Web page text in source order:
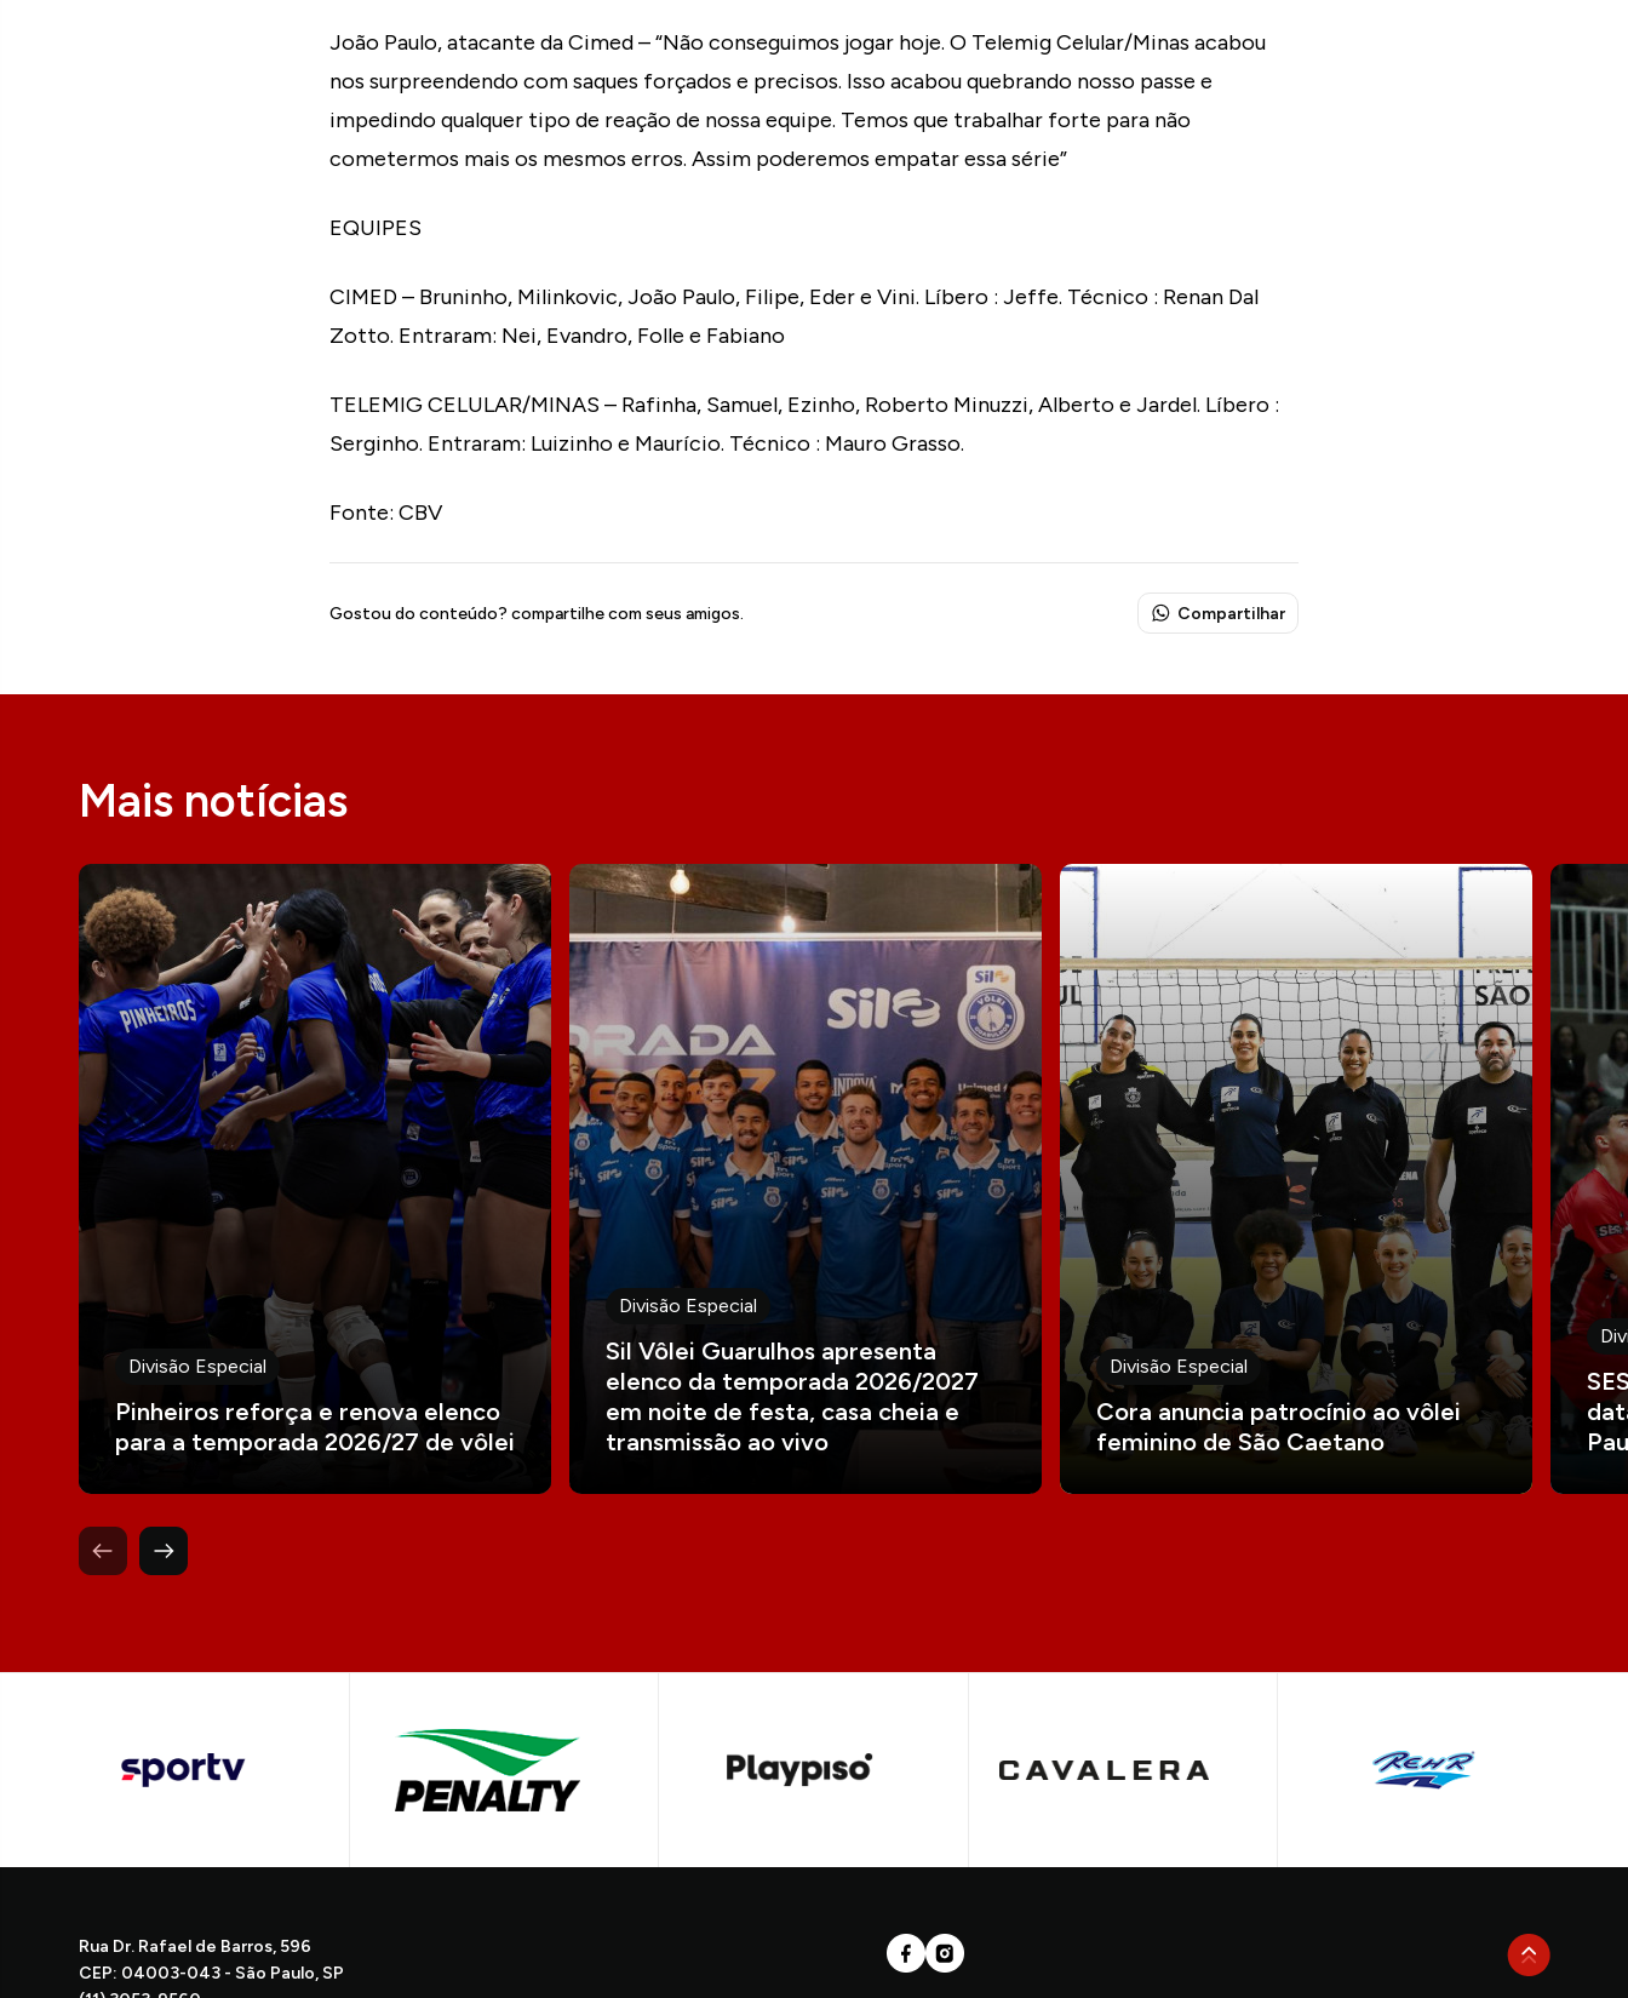
João Paulo, atacante da Cimed – “Não conseguimos jogar hoje. O Telemig Celular/Minas acabou
nos surpreendendo com saques forçados e precisos. Isso acabou quebrando nosso passe e
impedindo qualquer tipo de reação de nossa equipe. Temos que trabalhar forte para não
cometermos mais os mesmos erros. Assim poderemos empatar essa série”
EQUIPES
CIMED – Bruninho, Milinkovic, João Paulo, Filipe, Eder e Vini. Líbero : Jeffe. Técnico : Renan Dal
Zotto. Entraram: Nei, Evandro, Folle e Fabiano
TELEMIG CELULAR/MINAS – Rafinha, Samuel, Ezinho, Roberto Minuzzi, Alberto e Jardel. Líbero :
Serginho. Entraram: Luizinho e Maurício. Técnico : Mauro Grasso.
Fonte: CBV
Gostou do conteúdo? compartilhe com seus amigos. Compartilhar
Mais notícias
Divisão Especial
Pinheiros reforça e renova elenco
para a temporada 2026/27 de vôlei
Divisão Especial
Sil Vôlei Guarulhos apresenta
elenco da temporada 2026/2027
em noite de festa, casa cheia e
transmissão ao vivo
Divisão Especial
Cora anuncia patrocínio ao vôlei
feminino de São Caetano
Rua Dr. Rafael de Barros, 596
CEP: 04003-043 - São Paulo, SP